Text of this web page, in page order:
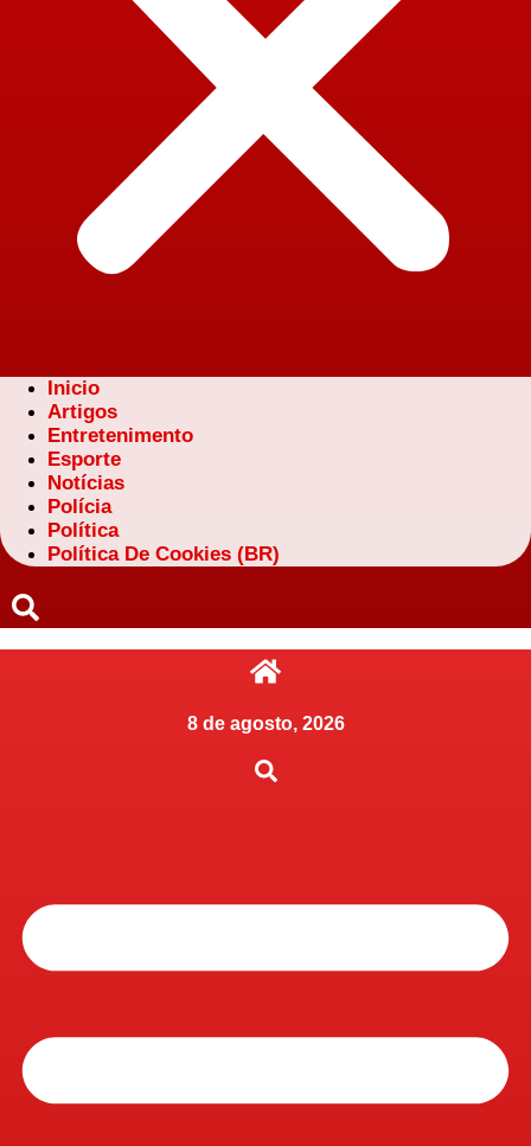
Inicio
Artigos
Entretenimento
Esporte
Notícias
Polícia
Política
Política De Cookies (BR)
8 de agosto, 2026